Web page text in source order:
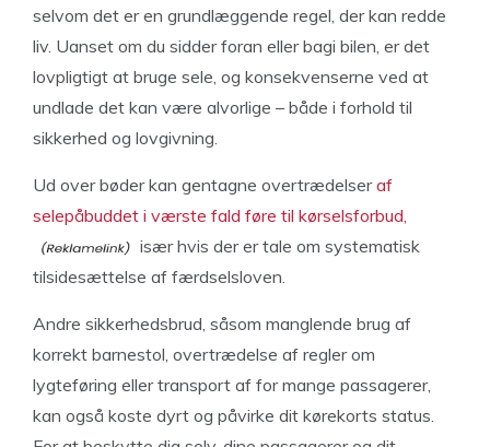
selvom det er en grundlæggende regel, der kan redde
liv. Uanset om du sidder foran eller bagi bilen, er det
lovpligtigt at bruge sele, og konsekvenserne ved at
undlade det kan være alvorlige – både i forhold til
sikkerhed og lovgivning.
Ud over bøder kan gentagne overtrædelseraf
selepåbuddet i værste fald føre til kørselsforbud,
især hvis der er tale om systematisk
tilsidesættelse af færdselsloven.
Andre sikkerhedsbrud, såsom manglende brug af
korrekt barnestol, overtrædelse af regler om
lygteføring eller transport af for mange passagerer,
kan også koste dyrt og påvirke dit kørekorts status.